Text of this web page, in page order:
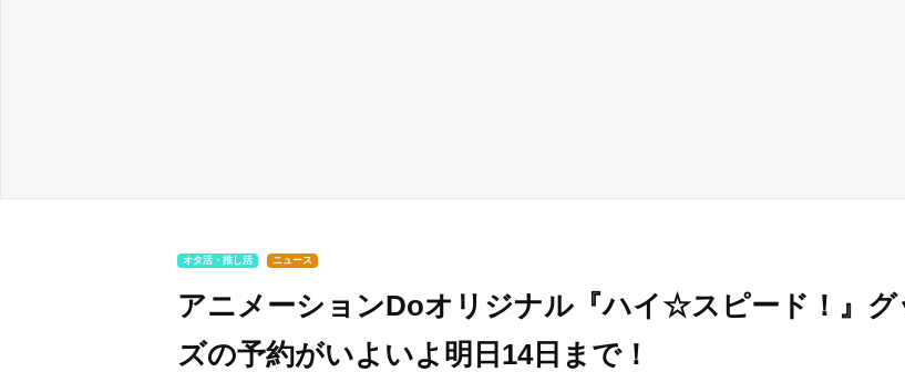
オタ活・推し活 ニュース
アニメーションDoオリジナル『ハイ☆スピード！』グ
ズの予約がいよいよ明日14日まで！